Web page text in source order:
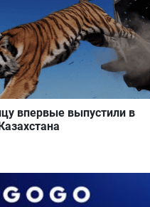
впервые выпустили в